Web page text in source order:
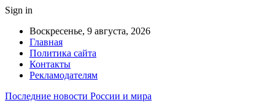
Sign in
Воскресенье, 9 августа, 2026
Главная
Политика сайта
Контакты
Рекламодателям
Последние новости России и мира